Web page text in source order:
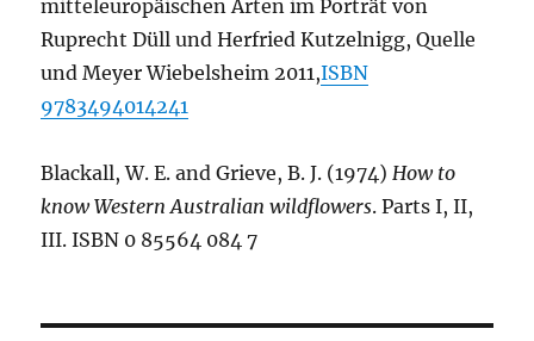
mitteleuropäischen Arten im Porträt von
Ruprecht Düll und Herfried Kutzelnigg, Quelle
und Meyer Wiebelsheim 2011,ISBN
9783494014241
Blackall, W. E. and Grieve, B. J. (1974) How to
know Western Australian wildflowers. Parts I, II,
III. ISBN 0 85564 084 7